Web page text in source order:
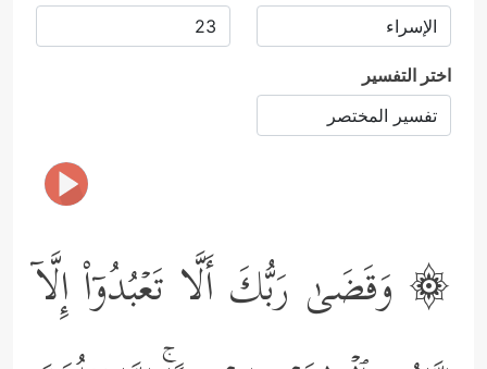
اختر التفسير
۞ وَقَضَىٰ رَبُّكَ أَلَّا تَعۡبُدُوۤاْ إِلَّاۤ